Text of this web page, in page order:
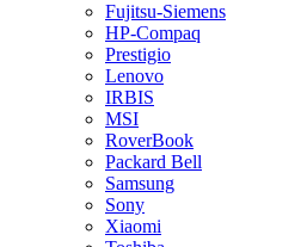
Fujitsu-Siemens
HP-Compaq
Prestigio
Lenovo
IRBIS
MSI
RoverBook
Packard Bell
Samsung
Sony
Xiaomi